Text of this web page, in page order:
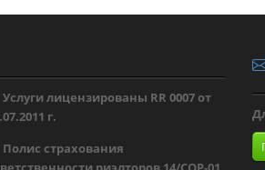
Услуги лицензированы RR 0007 от
г.
Полис страхования